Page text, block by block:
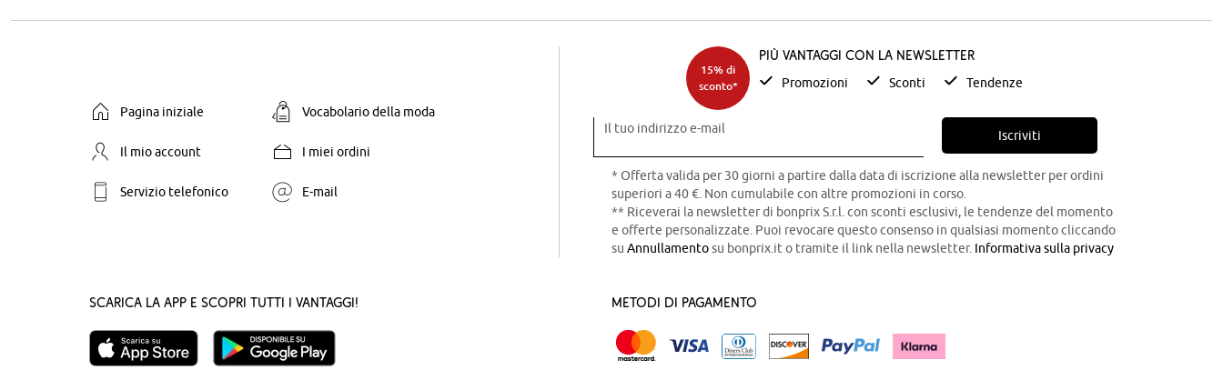
Pagina iniziale Vocabolario della moda
Il mio account I miei ordini
Servizio telefonico E-mail
15% di
sconto*
Più vantaggi con la newsletter
Promozioni Sconti Tendenze
Il tuo indirizzo e-mail Iscriviti
* Offerta valida per 30 giorni a partire dalla data di iscrizione alla newsletter per ordini
superiori a 40 €. Non cumulabile con altre promozioni in corso.
** Riceverai la newsletter di bonprix S.r.l. con sconti esclusivi, le tendenze del momento
e offerte personalizzate. Puoi revocare questo consenso in qualsiasi momento cliccando
su Annullamentosu bonprix.it o tramite il link nella newsletter. Informativa sulla privacy
Scarica la App e scopri tutti i vantaggi! Metodi di pagamento